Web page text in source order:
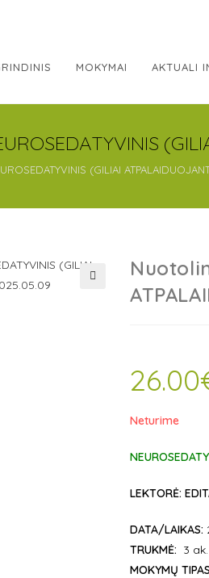
MOKYMAI AKTUALI
(GILIAI
26.00
Neturime
LEKTORĖ:
DATA/LAIKAS:
TRUKMĖ: 3
MOKYMŲ